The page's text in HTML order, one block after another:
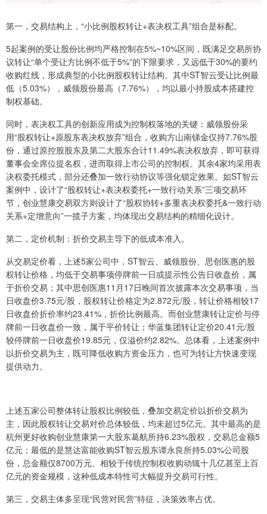
第一，交易结构上，“小比例股权转让+表决权工具”组合是标配。
5起案例的受让股份比例均严格控制在5%~10%区间，既满足交易所协
议转让“单个受让方比例不低于5%”的下限要求，又远低于30%的要约
收购红线，形成典型的小比例股权转让结构。其中ST智云受让比例最
低（5.03%），威领股份最高（7.76%），均以最小持股成本搭建控
制权基础。
同时，表决权工具的创新应用成为控制权落地的关键：威领股份采
用“股权转让+原股东表决权放弃”组合，收购方山南锑金仅持7.76%股
份，通过原控股股东及第二大股东合计11.49%表决权放弃，即可获得
董事会全席位提名权，进而取得上市公司的控制权。其余4家均采用表
决权委托模式，部分还叠加一致行动协议等强化锁定效果。如ST智云
案例中，设计了“股权转让+表决权委托+一致行动关系”三项交易环
节，创业慧康交易双方则设计了“股权协转+多重表决权委托&一致行动
关系+定增意向”一揽子方案，均体现出交易结构的精细化设计。
第二，定价机制：折价交易主导下的低成本准入。
从交易定价看，上述5家公司中，ST智云、威领股份、思创医惠的股
权转让价格，均低于交易事项停牌前一日或提示性公告日收盘价，属
于折价交易；其中思创医惠11月17日晚间首次披露本次交易事项，当
日收盘价3.75元/股，股权转让价格定为2.872元/股，转让价格相较17
日收盘价折价率约23.41%，折价比例最高。而创业慧康转让定价与停
牌前一日收盘价一致，属于平价转让；华蓝集团转让定价20.41元/股
较停牌前一日收盘价19.85元，仅溢价约2.82%。总体看，上述案例中
以折价交易为主，既可降低收购方资金压力，也可为转让方快速变现
提供动力。
上述五家公司整体转让股权比例较低，叠加交易定价以折价交易为
主，因此股权转让交易对价总体较低，均未超过5亿元。其中最高的是
杭州更好收购创业慧康第一大股东葛航所持6.23%股权，交易总金额5
亿元；最低的是慧达富能收购ST智云股东谭永良所持5.03%公司股
份，总金额仅8700万元。相较于传统控制权收购动辄十几亿甚至上百
亿元的资金规模，这种低成本特性可大幅提升交易可行性。
第三，交易主体多呈现“民营对民营”特征，决策效率占优。